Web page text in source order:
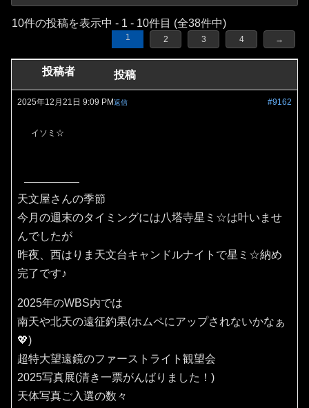
10件の投稿を表示中 - 1 - 10件目 (全38件中)
1 2 3 4 →
投稿者 投稿
2025年12月21日 9:09 PM #9162
返信
イソミ☆
天文屋さんの季節
今月の週末のタイミングには八塔寺星ミ☆は叶いませ
んでしたが
昨夜、西はりま天文台キャンドルナイトで星ミ☆納め
完了です♪
2025年のWBS内では
南天や北天の遠征釣果(ホムペにアップされないかなぁ
💖)
超特大望遠鏡のファーストライト観望会
2025写真展(清き一票がんばりました！)
天体写真ご入選の数々